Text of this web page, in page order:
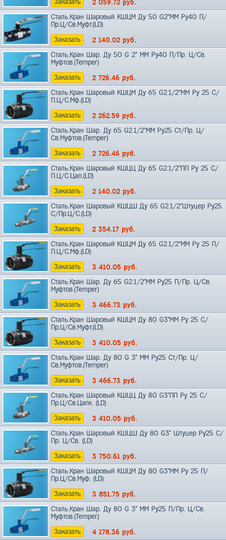
Заказать
2 059.72 руб.
Сталь.Кран Шаровый КШЦМ Ду 50 G2"ММ Ру40 П/
Пр.Ц/Св.Муфт.(LD)
Заказать
2 140.02 руб.
Сталь.Кран Шар. Ду 50 G 2" ММ Ру40 П/Пр. Ц/Св.
Муфтов.(Temper)
Заказать
2 726.46 руб.
Сталь.Кран Шаровый КШЦМ Ду 65 G2.1/2"ММ Ру 25 С/
П.Ц/С.Мф.(LD)
Заказать
2 262.59 руб.
Сталь.Кран Шар. Ду 65 G2.1/2"ММ Ру25 Ст/Пр. Ц/
Св.Муфтов.(Temper)
Заказать
2 726.46 руб.
Сталь.Кран Шаровый КШЦЦ Ду 65 G2.1/2"ПП Ру 25 С/
П.Ц/С.Цап.(LD)
Заказать
2 140.02 руб.
Сталь.Кран Шаровый КШЦШ Ду 65 G2.1/2"Штуцер Ру25
С/Пр.Ц/С.(LD)
Заказать
2 354.17 руб.
Сталь.Кран Шаровый КШЦМ Ду 65 G2.1/2"ММ Ру 25 П/
П.Ц/С.Мф.(LD)
Заказать
3 410.05 руб.
Сталь.Кран Шар. Ду 65 G2.1/2"ММ Ру25 П/Пр. Ц/Св.
Муфтов.(Temper)
Заказать
3 466.73 руб.
Сталь.Кран Шаровый КШЦМ Ду 80 G3"ММ Ру 25 С/
Пр.Ц/Св.Муфт.(LD)
Заказать
3 410.05 руб.
Сталь.Кран Шар. Ду 80 G 3" ММ Ру25 Ст/Пр. Ц/
Св.Муфтов.(Temper)
Заказать
3 466.73 руб.
Сталь.Кран Шаровый КШЦЦ Ду 80 G3"ПП Ру 25 С/
Пр.Ц/Св.Цапк. (LD)
Заказать
3 410.05 руб.
Сталь.Кран Шаровый КШЦШ Ду 80 G3" Штуцер Ру25 С/
Пр. Ц/Св. (LD)
Заказать
3 750.61 руб.
Сталь.Кран Шаровый КШЦМ Ду 80 G3"ММ Ру 25 П/
Пр.Ц/Св.Муф. (LD)
Заказать
3 851.75 руб.
Сталь.Кран Шар. Ду 80 G 3" ММ Ру25 П/Пр. Ц/Св.
Муфтов.(Temper)
Заказать
4 178.36 руб.